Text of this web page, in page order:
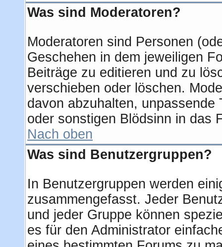
Was sind Moderatoren?
Moderatoren sind Personen
Geschehen in dem jeweiligen
Beiträge zu editieren und zu
verschieben oder löschen.
davon abzuhalten,
oder sonstigen Blödsinn in das
Nach oben
Was sind Benutzergruppen?
In Benutzergruppen werden
zusammengefasst. Jeder
und jeder Gruppe können
es für den Administrator